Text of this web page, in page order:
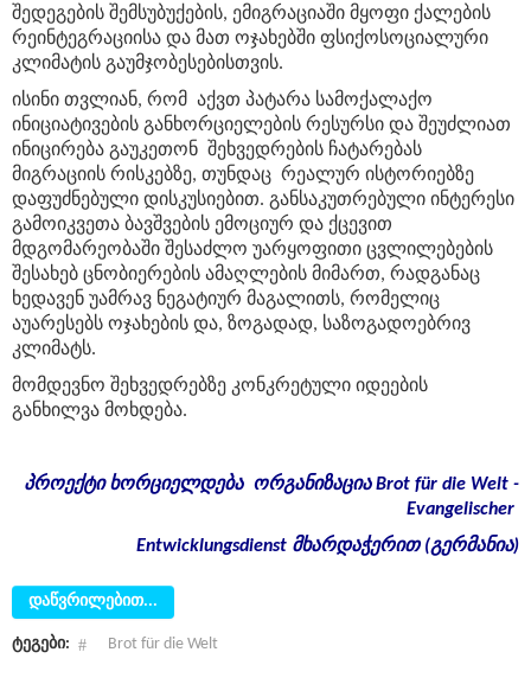
შედეგების შემსუბუქების, ემიგრაციაში მყოფი ქალების
რეინტეგრაციისა და მათ ოჯახებში ფსიქოსოციალური
კლიმატის გაუმჯობესებისთვის.
ისინი თვლიან, რომ აქვთ პატარა სამოქალაქო
ინიციატივების განხორციელების რესურსი და შეუძლიათ
ინიცირება გაუკეთონ შეხვედრების ჩატარებას
მიგრაციის რისკებზე, თუნდაც რეალურ ისტორიებზე
დაფუძნებული დისკუსიებით. განსაკუთრებული ინტერესი
გამოიკვეთა ბავშვების ემოციურ და ქცევით
მდგომარეობაში შესაძლო უარყოფითი ცვლილებების
შესახებ ცნობიერების ამაღლების მიმართ, რადგანაც
ხედავენ უამრავ ნეგატიურ მაგალითს, რომელიც
აუარესებს ოჯახების და, ზოგადად, საზოგადოებრივ
კლიმატს.
მომდევნო შეხვედრებზე კონკრეტული იდეების
განხილვა მოხდება.
პროექტი ხორციელდება ორგანიზაციაBrot für die Welt -
Evangelischer
Entwicklungsdienst მხარდაჭერით(გერმანია)
დაწვრილებით...
ტეგები: Brot für die Welt